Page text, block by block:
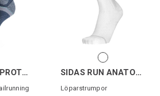
SIDAS TRAIL PROTECT SIDAS RUN ANATOMIC CREW
Löparstrumpor